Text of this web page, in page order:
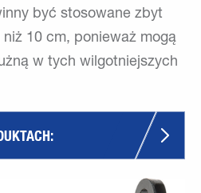
być stosowane zbyt
niż 10 cm, ponieważ mogą
w tych wilgotniejszych